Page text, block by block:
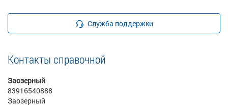
Служба поддержки
Контакты справочной
Заозерный
83916540888
Заозерный